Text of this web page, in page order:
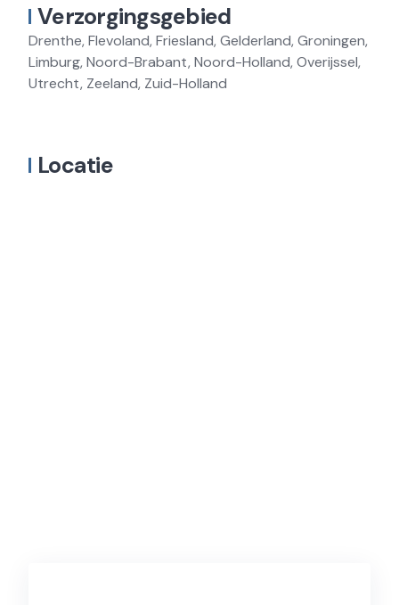
Verzorgingsgebied
Drenthe, Flevoland, Friesland, Gelderland, Groningen,
Limburg, Noord-Brabant, Noord-Holland, Overijssel,
Utrecht, Zeeland, Zuid-Holland
Locatie